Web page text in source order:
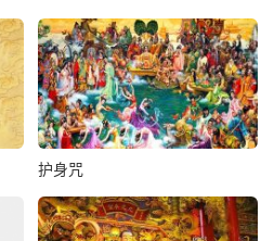
词虔恪，依法祈祷。今修具章奏
即赐誊奏高上神霄玉清真王九宸
笺状，端拜上启祖师高元宸照法
护身咒